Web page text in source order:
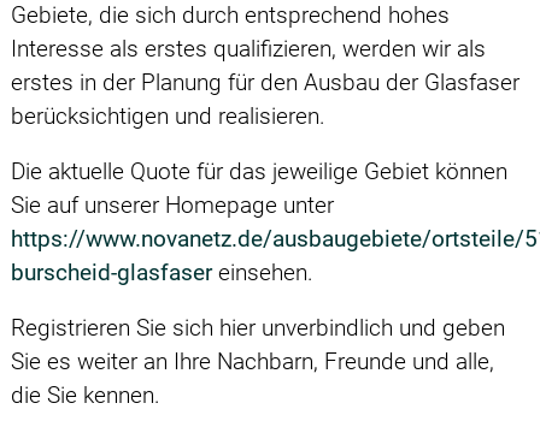
Gebiete, die sich durch entsprechend hohes
Interesse als erstes qualifizieren, werden wir als
erstes in der Planung für den Ausbau der Glasfaser
berücksichtigen und realisieren.
Die aktuelle Quote für das jeweilige Gebiet können
Sie auf unserer Homepage unter
https://www.novanetz.de/ausbaugebiete/ortsteile/
burscheid-glasfasereinsehen.
Registrieren Sie sich hier unverbindlich und geben
Sie es weiter an Ihre Nachbarn, Freunde und alle,
die Sie kennen.